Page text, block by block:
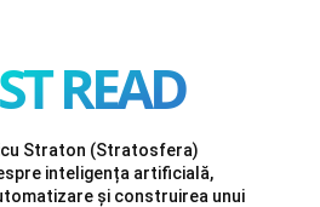
READ
Straton (Stratosfera)
inteligența artificială,
și construirea unui